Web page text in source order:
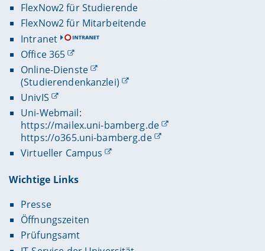
FlexNow2 für Studierende
FlexNow2 für Mitarbeitende
Intranet
Office 365
Online-Dienste
(Studierendenkanzlei)
UnivIS
Uni-Webmail:
https://mailex.uni-bamberg.de
https://o365.uni-bamberg.de
Virtueller Campus
Wichtige Links
Presse
Öffnungszeiten
Prüfungsamt